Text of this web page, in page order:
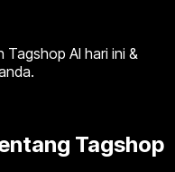
Tagshop AI hari ini &
Tagshop